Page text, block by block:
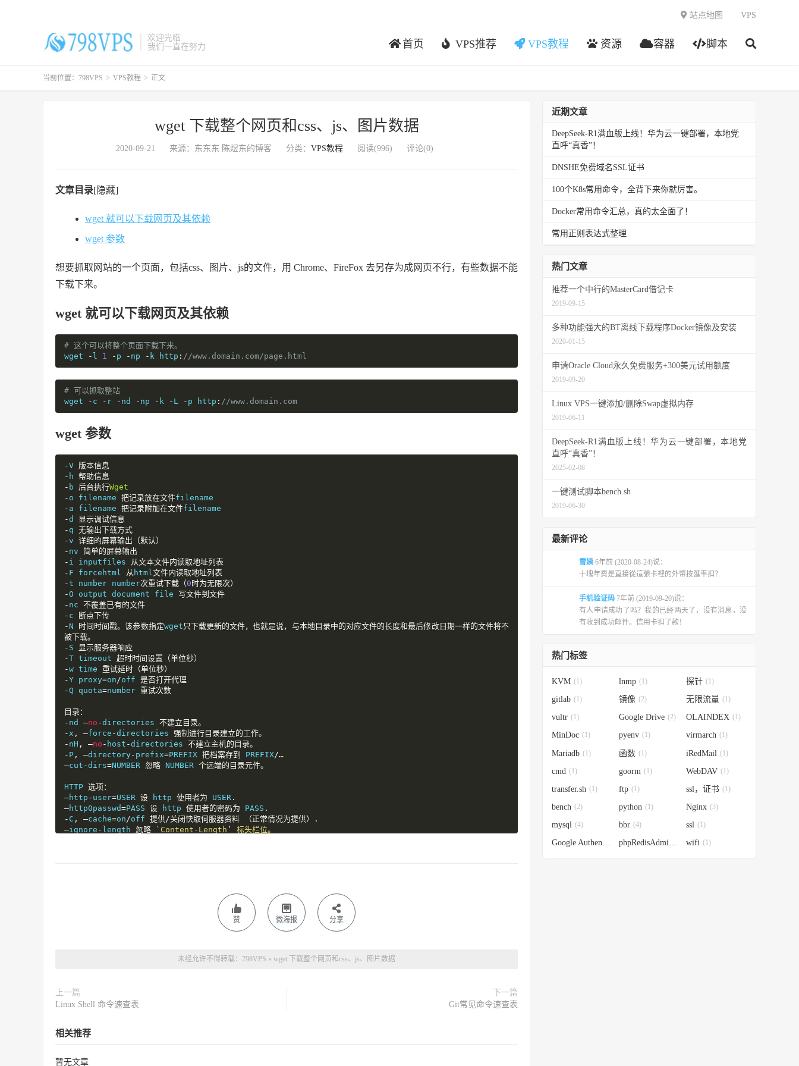
欢迎光临
我们一直在努力
首页 VPS推荐 VPS教程 资源 容器 脚本
站点地图 VPS
当前位置： 798VPS > VPS教程 > 正文
wget 下载整个网页和css、js、图片数据
2020-09-21 来源：东东东 陈煜东的博客 分类： VPS教程 阅读(996) 评论(0)
文章目录[隐藏]
wget 就可以下载网页及其依赖
wget 参数
想要抓取网站的一个页面，包括css、图片、js的文件，用 Chrome、FireFox 去另存为成网页不行，有些数据不能
下载下来。
wget 就可以下载网页及其依赖
# 这个可以将整个页面下载下来。
wget
- l 1 - p - np - k http : //www.domain.com/page.html
# 可以抓取整站
wget
- c - r - nd - np - k - L - p http : //www.domain.com
wget 参数
-V 版本信息
- h 帮助信息
- b 后台执行Wget
- o filename 把记录放在文件
- a filename 把记录附加在文件
-d 显示调试信息
- q 无输出下载方式
-v 详细的屏幕输出（默认）
- nv 简单的屏幕输出
- i inputfiles 从文本文件内读取地址列表
- F forcehtml 从 html文件内读取地址列表
-t number number次重试下载（0时为无限次）
-O output document file 写文件到文件
- nc 不覆盖已有的文件
- c
断点下传
-N 时间时间戳。该参数指定wget 只下载更新的文件，也就是说，与本地目录中的对应文件的长度和最后修改日期一样的文件将不
被下载。
- S 显示服务器响应
-T timeout 超时时间设置（单位秒）
-w time 重试延时（单位秒）
-Y proxy=on/off 是否打开代理
-Q quota=number 重试次数
目录：
- nd –no -directories 不建立目录。
-x , –force -directories 强制进行目录建立的工作。
- nH , –no - host -directories 不建立主机的目录。
- P , –directory- prefix=PREFIX 把档案存到 PREFIX/…
–cut -dirs=NUMBER 忽略 NUMBER 个远端的目录元件。
HTTP 选项：
–http - user=USER 设 http 使用者为 USER .
–http0passwd=PASS 设 http 使用者的密码为 PASS .
- C , –cache=on/off 提供/关闭快取伺服器资料
（正常情况为提供）.
–ignore - length 忽略
`Content-Length’ 标头栏位。
-g, –glob=on/off turn file name globbing on ot off.
–passive-ftp 使用 “passive” 传输模式。
-l, –level=NUMBER 递回层次的最大值 （0 不限制）.
-m, –mirror 开启适合用来映射的选项。
-nr, –dont-remove-listing 不要移除 `
-A, –accept
赞 微海报 分享
未经允许不得转载： 798VPS » wget 下载整个网页和css、js、图片数据
上一篇
Linux Shell 命令速查表
下一篇
Git常见命令速查表
相关推荐
暂无文章
近期文章
DeepSeek-R1满血版上线！华为云一键部署，本地党
直呼“真香”！
DNSHE免费域名SSL证书
100个K8s常用命令，全背下来你就厉害。
Docker常用命令汇总，真的太全面了！
常用正则表达式整理
热门文章
推荐一个中行的MasterCard借记卡
2019-09-15
多种功能强大的BT离线下载程序Docker镜像及安装
2020-01-15
申请Oracle Cloud永久免费服务+300美元试用额度
2019-09-20
Linux VPS一键添加/删除Swap虚拟内存
2019-06-11
DeepSeek-R1满血版上线！华为云一键部署，本地党
直呼“真香”！
2025-02-08
一键测试脚本bench.sh
2019-06-30
最新评论
雪姨 6年前 (2020-08-24)说：
十塊年費是直接從這張卡裡的外幣按匯率扣？
手机验证码 7年前 (2019-09-20)说：
有人申请成功了吗？我的已经两天了，没有消息，没
有收到成功邮件。信用卡扣了款！
热门标签
KVM (1) lnmp (1) 探针 (1)
gitlab (1) 镜像 (2) 无限流量 (1)
vultr (1) Google Drive (2) OLAINDEX (1)
MinDoc (1) pyenv (1) virmarch (1)
Mariadb (1) 函数 (1) iRedMail (1)
cmd (1) goorm (1) WebDAV (1)
transfer.sh (1) ftp (1) ssl，证书 (1)
bench (2) python (1) Nginx (3)
mysql (4) bbr (4) ssl (1)
Google Authenticator (1) phpRedisAdmin wifi (1)